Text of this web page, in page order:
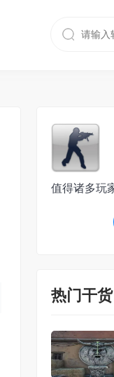
热门干货